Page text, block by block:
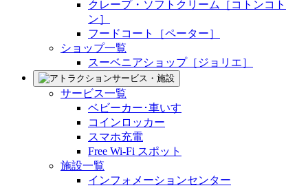
クレープ・ソフトクリーム［コトンコト
ン］
フードコート［ペーター］
ショップ一覧
スーベニアショップ［ジョリエ］
サービス・施設
サービス一覧
ベビーカー･車いす
コインロッカー
スマホ充電
Free Wi-Fi スポット
施設一覧
インフォメーションセンター